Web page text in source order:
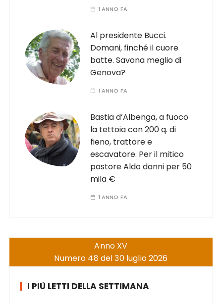
1 ANNO FA
Al presidente Bucci.
Domani, finché il cuore
batte. Savona meglio di
Genova?
1 ANNO FA
Bastia d’Albenga, a fuoco
la tettoia con 200 q. di
fieno, trattore e
escavatore. Per il mitico
pastore Aldo danni per 50
mila €
1 ANNO FA
Anno XV
Numero 48 del 30 luglio 2026
I PIÙ LETTI DELLA SETTIMANA